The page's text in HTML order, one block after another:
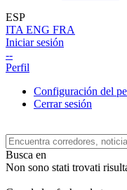
ESP
ITA ENG FRA
Iniciar sesión
--
Perfil
Configuración del
Cerrar sesión
Busca en
Non sono stati trovati